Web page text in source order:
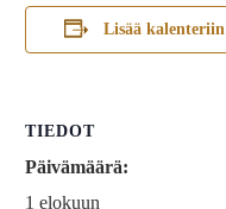
Lisää kalenteriin
TIEDOT
Päivämäärä:
1 elokuun